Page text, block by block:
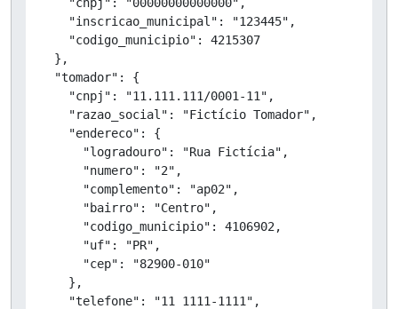
    "inscricao_municipal": "123445",
    "codigo_municipio": 4215307
  },
  "tomador": {
    "cnpj": "11.111.111/0001-11",
    "razao_social": "Fictício Tomador",
    "endereco": {
      "logradouro": "Rua Fictícia",
      "numero": "2",
      "complemento": "ap02",
      "bairro": "Centro",
      "codigo_municipio": 4106902,
      "uf": "PR",
      "cep": "82900-010"
    },
    "telefone": "11 1111-1111",